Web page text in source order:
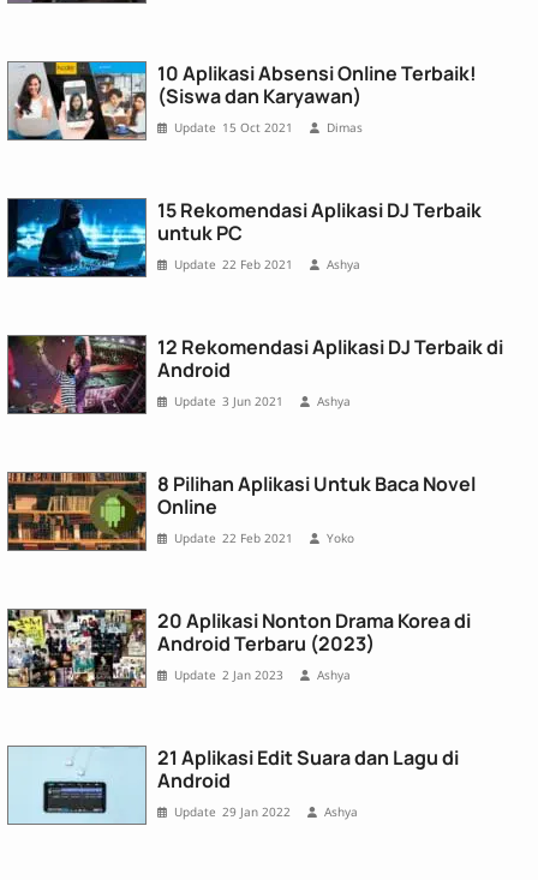
10 Aplikasi Absensi Online Terbaik!
(Siswa dan Karyawan)
15 Oct 2021 Dimas
15 Rekomendasi Aplikasi DJ Terbaik
untuk PC
22 Feb 2021 Ashya
12 Rekomendasi Aplikasi DJ Terbaik di
Android
3 Jun 2021 Ashya
8 Pilihan Aplikasi Untuk Baca Novel
Online
22 Feb 2021 Yoko
20 Aplikasi Nonton Drama Korea di
Android Terbaru (2023)
2 Jan 2023 Ashya
21 Aplikasi Edit Suara dan Lagu di
Android
29 Jan 2022 Ashya